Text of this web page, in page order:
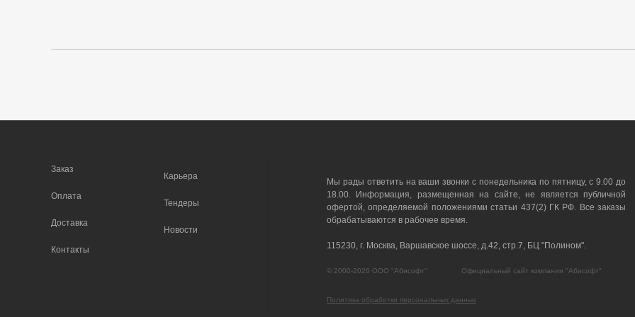
Заказ
Оплата
Доставка
Контакты
Карьера
Тендеры
Новости
Мы рады ответить на ваши звонки с понедельника по пятницу, с 9.00 до
18.00. Информация, размещенная на сайте, не является публичной
офертой, определяемой положениями статьи 437(2) ГК РФ. Все заказы
обрабатываются в рабочее время.
115230, г. Москва, Варшавское шоссе, д.42, стр.7, БЦ "Полином".
© 2000-2026 ООО "Абисофт" Официальный сайт компании "Абисофт"
Политика обработки персональных данных